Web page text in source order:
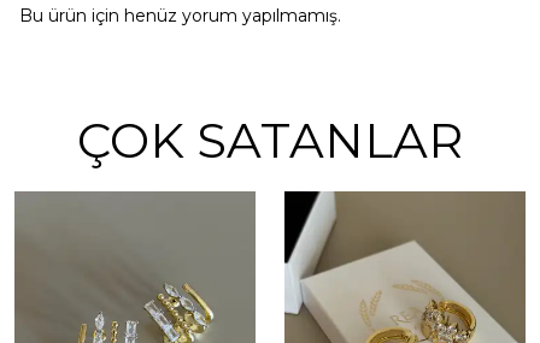
Bu ürün için henüz yorum yapılmamış.
ÇOK SATANLAR